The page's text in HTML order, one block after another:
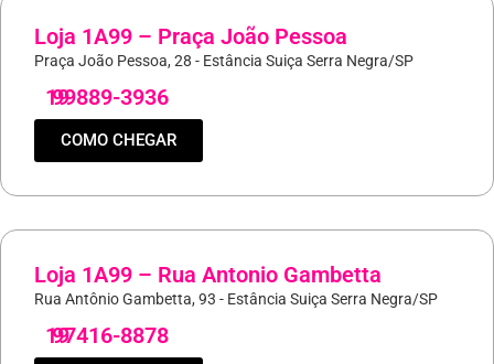
Loja 1A99 – Praça João Pessoa
Praça João Pessoa, 28 - Estância Suiça Serra Negra/SP
19
99889-3936
COMO CHEGAR
Loja 1A99 – Rua Antonio Gambetta
Rua Antônio Gambetta, 93 - Estância Suiça Serra Negra/SP
19
97416-8878